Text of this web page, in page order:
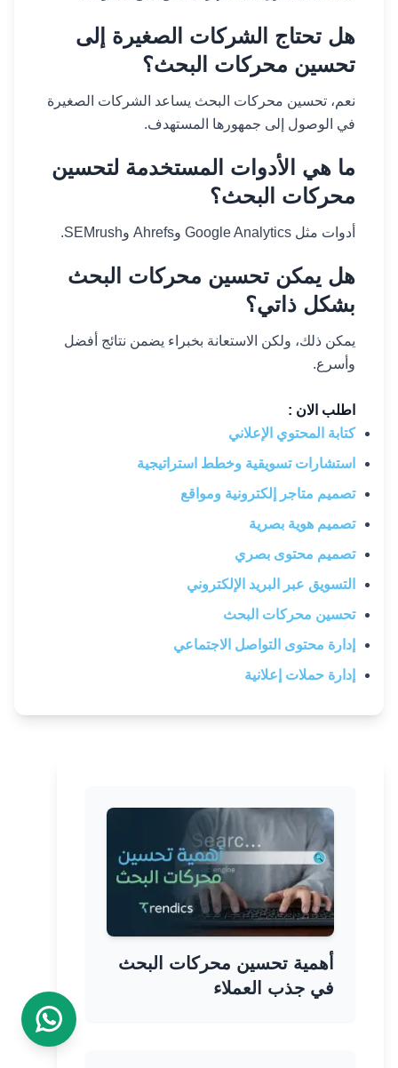
هل تحتاج الشركات الصغيرة إلى
تحسين محركات البحث؟
نعم، تحسين محركات البحث يساعد الشركات الصغيرة
في الوصول إلى جمهورها المستهدف.
ما هي الأدوات المستخدمة لتحسين
محركات البحث؟
أدوات مثل Google Analytics وAhrefs وSEMrush.
هل يمكن تحسين محركات البحث
بشكل ذاتي؟
يمكن ذلك، ولكن الاستعانة بخبراء يضمن نتائج أفضل
وأسرع.
اطلب الان :
كتابة المحتوي الإعلاني
استشارات تسويقية وخطط استراتيجية
تصميم متاجر إلكترونية ومواقع
تصميم هوية بصرية
تصميم محتوى بصري
التسويق عبر البريد الإلكتروني
تحسين محركات البحث
إدارة محتوى التواصل الاجتماعي
إدارة حملات إعلانية
أهمية تحسين محركات البحث
في جذب العملاء